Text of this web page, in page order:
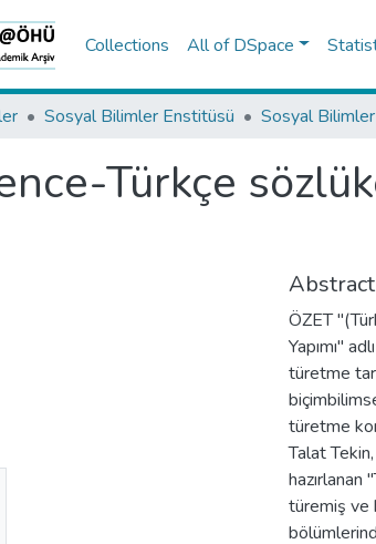
Collections All of DSpace
Sosyal Bilimler Enstitüsü
Türkçe
Abstract
ÖZET
Yapımı"
türetme
türetme
Talat
hazırlanan
türemiş ve